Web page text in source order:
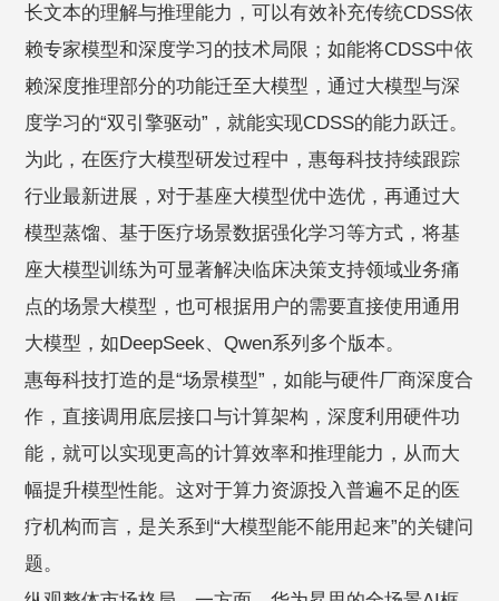
长文本的理解与推理能力，可以有效补充传统CDSS依
赖专家模型和深度学习的技术局限；如能将CDSS中依
赖深度推理部分的功能迁至大模型，通过大模型与深
度学习的“双引擎驱动”，就能实现CDSS的能力跃迁。
为此，在医疗大模型研发过程中，惠每科技持续跟踪
行业最新进展，对于基座大模型优中选优，再通过大
模型蒸馏、基于医疗场景数据强化学习等方式，将基
座大模型训练为可显著解决临床决策支持领域业务痛
点的场景大模型，也可根据用户的需要直接使用通用
大模型，如DeepSeek、Qwen系列多个版本。
惠每科技打造的是“场景模型”，如能与硬件厂商深度合
作，直接调用底层接口与计算架构，深度利用硬件功
能，就可以实现更高的计算效率和推理能力，从而大
幅提升模型性能。这对于算力资源投入普遍不足的医
疗机构而言，是关系到“大模型能不能用起来”的关键问
题。